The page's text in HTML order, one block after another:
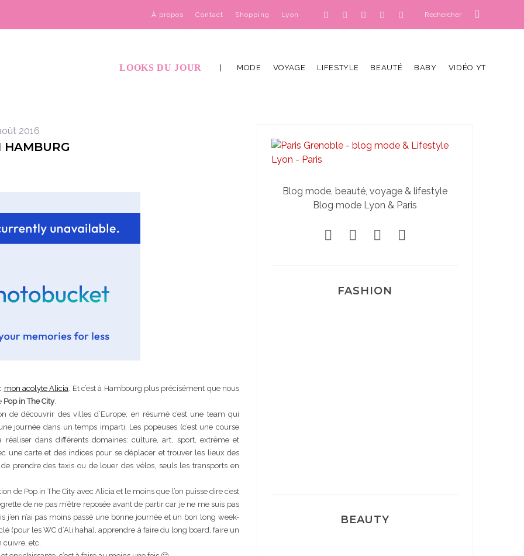
À propos Contact Shopping Lyon
LOOKS DU JOUR MODE VOYAGE LIFESTYLE BEAUTÉ BABY VIDÉO YT
2016
HAMBURG
mon acolyte Alicia. Et c’est à Hambourg plus précisément que nous
Pop in The City.
de découvrir des villes d’Europe, en résumé c’est une team qui
journée dans un temps imparti. Les popeuses (c’est une course
dans différents domaines: culture, art, sport, extrême et
une carte et des indices pour se déplacer et trouver les lieux des
prendre des taxis ou de louer des vélos, seuls les transports en
de Pop in The City avec Alicia et le moins que l’on puisse dire c’est
de ne pas m’être reposée avant de partir car je ne me suis pas
j’en n’ai pas moins passé une bonne journée et un bon long week-
(pour les WC d’Ali haha), apprendre à faire du long board, faire un
cuivre, etc.
Blog mode, beauté, voyage & lifestyle
Blog mode Lyon & Paris
FASHION
BEAUTY